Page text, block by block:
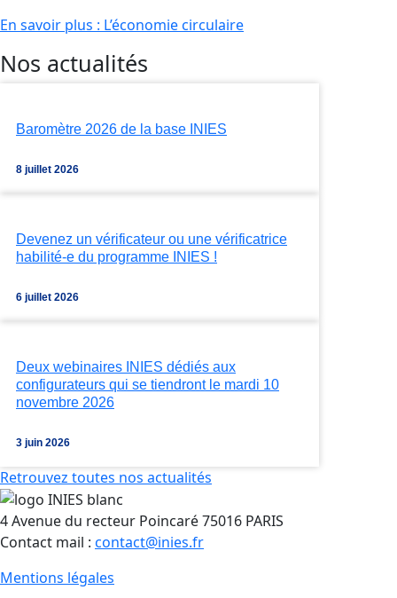
En savoir plus : L’économie circulaire
Nos actualités
Baromètre 2026 de la base INIES
8 juillet 2026
Devenez un vérificateur ou une vérificatrice
habilité-e du programme INIES !
6 juillet 2026
Deux webinaires INIES dédiés aux
configurateurs qui se tiendront le mardi 10
novembre 2026
3 juin 2026
Retrouvez toutes nos actualités
4 Avenue du recteur Poincaré 75016 PARIS
Contact mail : contact@inies.fr
Mentions légales